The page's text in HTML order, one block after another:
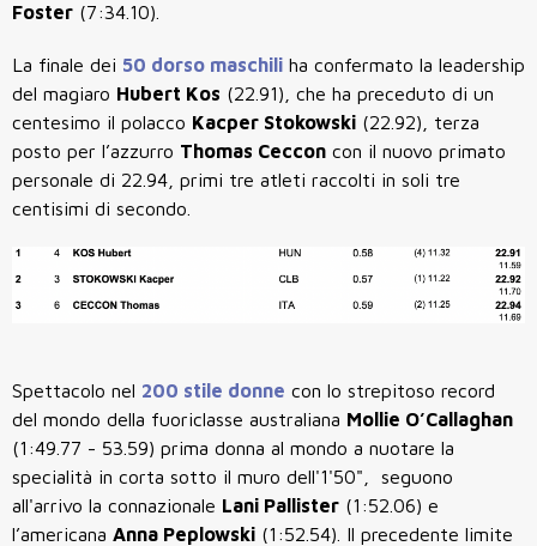
Foster (7:34.10).
La finale dei 50 dorso maschili ha confermato la leadership
del magiaro Hubert Kos (22.91), che ha preceduto di un
centesimo il polacco Kacper Stokowski (22.92), terza
posto per l’azzurro Thomas Ceccon con il nuovo primato
personale di 22.94, primi tre atleti raccolti in soli tre
centisimi di secondo.
Spettacolo nel 200 stile donne con lo strepitoso record
del mondo della fuoriclasse australiana Mollie O’Callaghan
(1:49.77 - 53.59) prima donna al mondo a nuotare la
specialità in corta sotto il muro dell'1'50", seguono
all'arrivo la connazionale Lani Pallister (1:52.06) e
l’americana Anna Peplowski (1:52.54). Il precedente limite